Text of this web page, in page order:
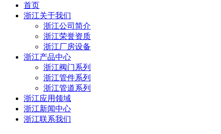
首页
浙江关于我们
浙江公司简介
浙江荣誉资质
浙江厂房设备
浙江产品中心
浙江阀门系列
浙江管件系列
浙江管道系列
浙江应用领域
浙江新闻中心
浙江联系我们